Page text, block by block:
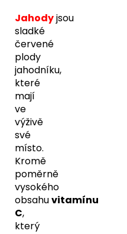
Jahodyjsou
sladké
červené
plody
jahodníku,
které
mají
ve
výživě
své
místo.
Kromě
poměrně
vysokého
obsahuvitamínu
C,
který